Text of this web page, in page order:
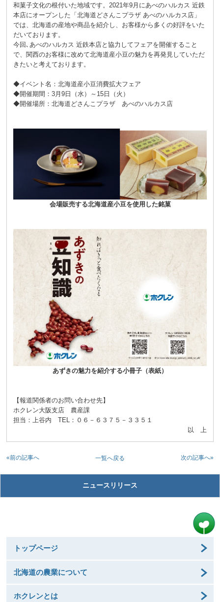
和菓子文化の根付いた地域です。2021年9月にあべのハルカス 近鉄
本店にオープンした「北海道どさんこプラザ あべのハルカス店」
では、北海道の産地や商品を紹介し、お客様から多くの好評をいた
だいております。
今回､あべのハルカス 近鉄本店と協力してフェアを開催すること
で、関西のお客様に改めて北海道産小豆の魅力を再発見していただ
きたいと考えております。
◆イベント名：北海道産小豆消費拡大フェア
◆開催期間：3月9日（水）～15日（火）
◆開催場所：北海道どさんこプラザ あべのハルカス店
会場販売する北海道産小豆を使用した銘菓
あずきの魅力を紹介する小冊子（表紙）
【報道関係者のお問い合わせ先】
ホクレン大阪支店 農産課
担当：上谷内 TEL：０６－６３７５－３３５１
以 上
一覧へ戻る
«前の記事へ 次の記事へ»
ニュースリリース
トップページ
北海道の農業について
ホクレンとは